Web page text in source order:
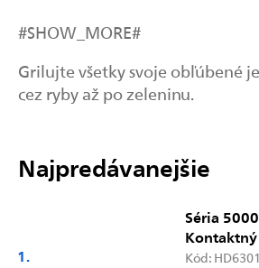
#SHOW_MORE#
Grilujte všetky svoje obľúbené
cez ryby až po zeleninu.
Najpredávanejšie
Séria
Kód: